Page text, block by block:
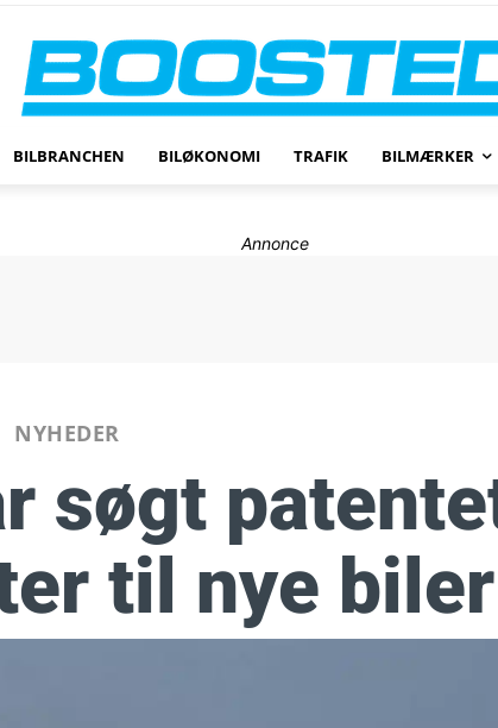
BILBRANCHEN BILØKONOMI TRAFIK BILMÆRKER
Annonce
NYHEDER
søgt
til nye biler